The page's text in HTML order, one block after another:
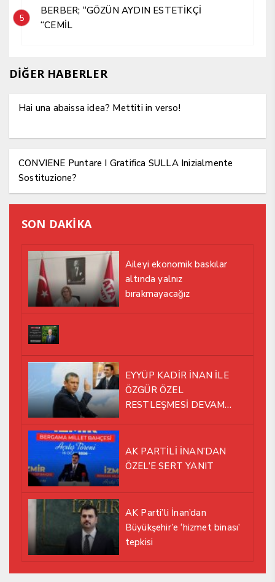
5
BERBER; “GÖZÜN AYDIN ESTETİKÇİ
“CEMİL
DİĞER HABERLER
Hai una abaissa idea? Mettiti in verso!
CONVIENE Puntare I Gratifica SULLA Inizialmente
Sostituzione?
SON DAKİKA
Aileyi ekonomik baskılar
altında yalnız
bırakmayacağız
EYYÜP KADİR İNAN İLE
ÖZGÜR ÖZEL
RESTLEŞMESİ DEVAM
AK PARTİLİ İNAN’DAN
ÖZEL’E SERT YANIT
AK Parti’li İnan’dan
Büyükşehir’e ‘hizmet binası’
tepkisi